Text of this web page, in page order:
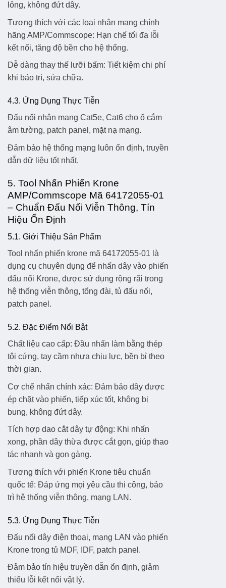
lỏng, không đứt dây.
Tương thích với các loại nhân mạng chính
hãng AMP/Commscope: Hạn chế tối đa lỗi
kết nối, tăng độ bền cho hệ thống.
Dễ dàng thay thế lưỡi bấm: Tiết kiệm chi phí
khi bảo trì, sửa chữa.
4.3. Ứng Dụng Thực Tiễn
Đấu nối nhân mạng Cat5e, Cat6 cho ổ cắm
âm tường, patch panel, mặt nạ mạng.
Đảm bảo hệ thống mạng luôn ổn định, truyền
dẫn dữ liệu tốt nhất.
5. Tool Nhấn Phiến Krone
AMP/Commscope Mã 64172055-01
– Chuẩn Đấu Nối Viễn Thông, Tín
Hiệu Ổn Định
5.1. Giới Thiệu Sản Phẩm
Tool nhấn phiến krone mã 64172055-01 là
dụng cụ chuyên dụng để nhấn dây vào phiến
đấu nối Krone, được sử dụng rộng rãi trong
hệ thống viễn thông, tổng đài, tủ đấu nối,
patch panel.
5.2. Đặc Điểm Nổi Bật
Chất liệu cao cấp: Đầu nhấn làm bằng thép
tôi cứng, tay cầm nhựa chịu lực, bền bỉ theo
thời gian.
Cơ chế nhấn chính xác: Đảm bảo dây được
ép chặt vào phiến, tiếp xúc tốt, không bị
bung, không đứt dây.
Tích hợp dao cắt dây tự động: Khi nhấn
xong, phần dây thừa được cắt gọn, giúp thao
tác nhanh và gọn gàng.
Tương thích với phiến Krone tiêu chuẩn
quốc tế: Đáp ứng mọi yêu cầu thi công, bảo
trì hệ thống viễn thông, mạng LAN.
5.3. Ứng Dụng Thực Tiễn
Đấu nối dây điện thoại, mạng LAN vào phiến
Krone trong tủ MDF, IDF, patch panel.
Đảm bảo tín hiệu truyền dẫn ổn định, giảm
thiểu lỗi kết nối vật lý.